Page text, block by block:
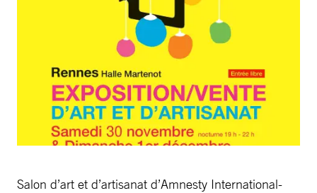
Salon d’art et d’artisanat d’Amnesty International-